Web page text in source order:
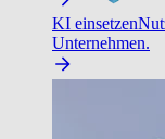
KI einsetzen
Unternehmen.